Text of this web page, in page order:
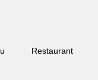
Restaurant